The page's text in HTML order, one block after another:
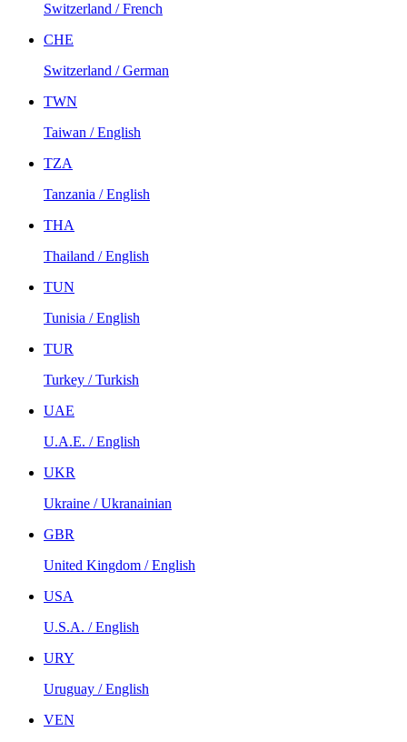
Switzerland / French
CHE
Switzerland / German
TWN
Taiwan / English
TZA
Tanzania / English
THA
Thailand / English
TUN
Tunisia / English
TUR
Turkey / Turkish
UAE
U.A.E. / English
UKR
Ukraine / Ukranainian
GBR
United Kingdom / English
USA
U.S.A. / English
URY
Uruguay / English
VEN